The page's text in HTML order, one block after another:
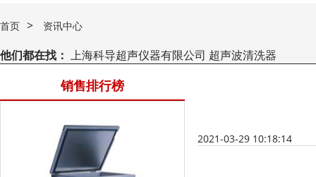
首页 > 资讯中心
他们都在找： 上海科导超声仪器有限公司 超声波清洗器
销售排行榜
2021-03-29 10:18:14